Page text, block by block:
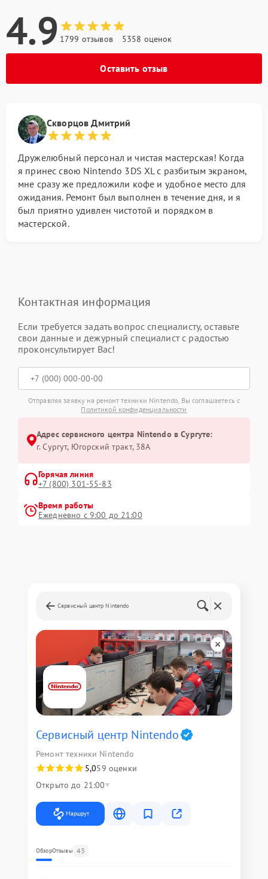
4.9 1799 отзывов 5358 оценок
Оставить отзыв
Скворцов Дмитрий
Дружелюбный персонал и чистая мастерская! Когда
я принес свою Nintendo 3DS XL с разбитым экраном,
мне сразу же предложили кофе и удобное место для
ожидания. Ремонт был выполнен в течение дня, и я
был приятно удивлен чистотой и порядком в
мастерской.
Контактная информация
Если требуется задать вопрос специалисту, оставьте
свои данные и дежурный специалист с радостью
проконсультирует Вас!
Отправляя заявку на ремонт техники Nintendo, Вы соглашаетесь с
Политикой конфиденциальности
Адрес сервисного центра Nintendo в Сургуте:
г. Сургут, Югорский тракт, 38А
Горячая линия
+7 (800) 301-55-83
Время работы
Ежедневно с 9:00 до 21:00
Сервисный центр Nintendo
Сервисный центр Nintendo
Ремонт техники Nintendo
5,059 оценки
Открыто до 21:00
Маршрут
ОбзорОтзывы 43